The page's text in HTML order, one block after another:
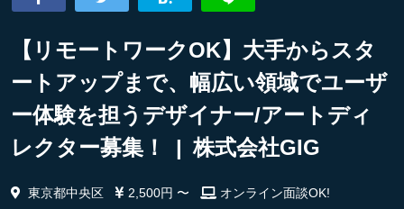
【リモートワークOK】大手からスタ
ートアップまで、幅広い領域でユーザ
ー体験を担うデザイナー/アートディ
レクター募集！ | 株式会社GIG
東京都中央区 2,500円 〜 オンライン面談OK!